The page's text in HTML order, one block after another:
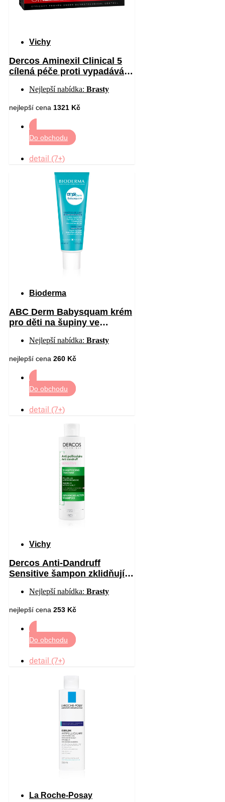
Vichy
Dercos Aminexil Clinical 5
cílená péče proti vypadávání
Nejlepší nabídka: Brasty
nejlepší cena 1321 Kč
Do obchodu
detail (7+)
Bioderma
ABC Derm Babysquam krém
pro děti na šupiny ve
Nejlepší nabídka: Brasty
nejlepší cena 260 Kč
Do obchodu
detail (7+)
Vichy
Dercos Anti-Dandruff
Sensitive šampon zklidňující
lupům 200 ml
Nejlepší nabídka: Brasty
nejlepší cena 253 Kč
Do obchodu
detail (7+)
La Roche-Posay